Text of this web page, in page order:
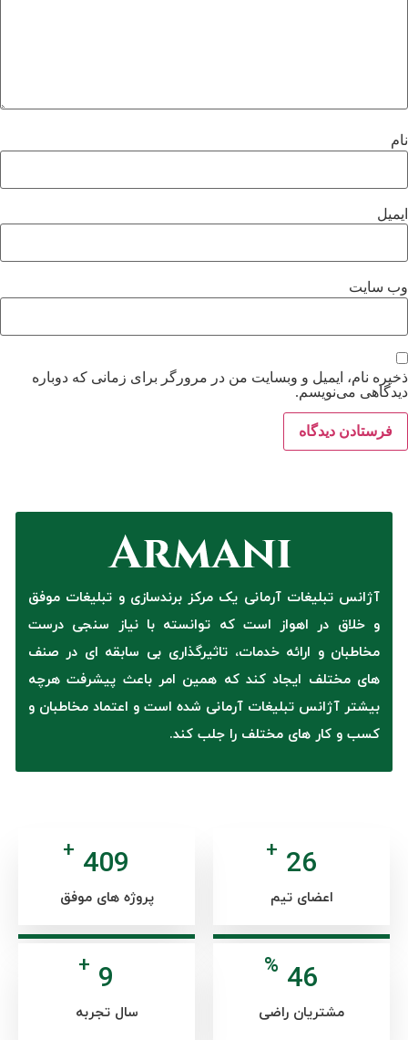
نام
ایمیل
وب‌ سایت
ذخیره نام، ایمیل و وبسایت من در مرورگر برای زمانی که دوباره
دیدگاهی می‌نویسم.
آژانس تبلیغات آرمانی یک مرکز برندسازی و تبلیغات موفق
و خلاق در اهواز است که توانسته با نیاز سنجی درست
مخاطبان و ارائه خدمات، تاثیرگذاری بی سابقه ای در صنف
های مختلف ایجاد کند که همین امر باعث پیشرفت هرچه
بیشتر آژانس تبلیغات آرمانی شده است و اعتماد مخاطبان و
کسب و کار های مختلف را جلب کند.
30
+
اعضای تیم
472
+
پروژه های موفق
54
%
مشتریان راضی
11
+
سال تجربه